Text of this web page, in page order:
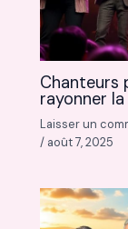
Chanteurs
rayonner
Laisser un
/ août 7, 2025